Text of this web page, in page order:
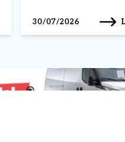
agenti conversazionali
processi resta oggi il
30/07/2026